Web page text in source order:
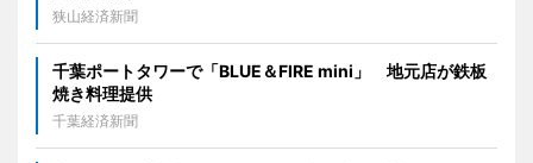
狭山経済新聞
千葉ポートタワーで「BLUE＆FIRE mini」 地元店が鉄板
焼き料理提供
千葉経済新聞